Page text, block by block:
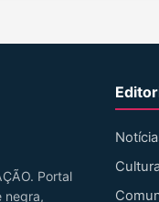
Portal
negra,